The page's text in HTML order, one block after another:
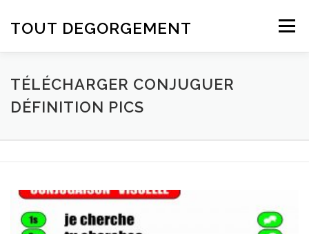
TOUT DEGORGEMENT Menu
TÉLÉCHARGER CONJUGUER
DÉFINITION PICS